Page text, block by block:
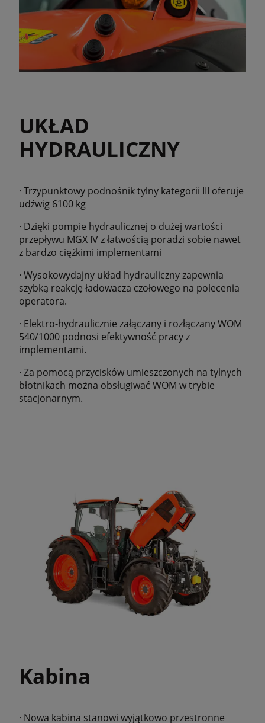
UKŁAD
HYDRAULICZNY
· Trzypunktowy podnośnik tylny kategorii III oferuje
udźwig 6100 kg
· Dzięki pompie hydraulicznej o dużej wartości
przepływu MGX IV z łatwością poradzi sobie nawet
z bardzo ciężkimi implementami
· Wysokowydajny układ hydrauliczny zapewnia
szybką reakcję ładowacza czołowego na polecenia
operatora.
· Elektro-hydraulicznie załączany i rozłączany WOM
540/1000 podnosi efektywność pracy z
implementami.
· Za pomocą przycisków umieszczonych na tylnych
błotnikach można obsługiwać WOM w trybie
stacjonarnym.
Kabina
· Nowa kabina stanowi wyjątkowo przestronne